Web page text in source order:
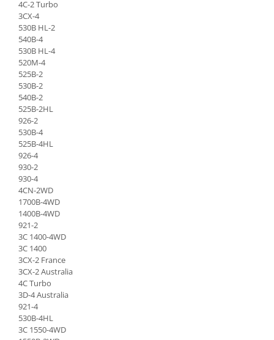
Cabluri si mufe
Mufe si pini
Piese contact
Contactor 12V
Contactoare 24V
Contactoare 48V
Motoare electrice
Placa electronica
Contact general - Ciuperca
Pedala
Sigurante
Becuri indicatoare
Limitatori
Potentiometre
Senzori de unghi
Bobina solenoid
Bobina 24V
Senzor presiune ulei
Senzori temperatura ulei
Senzori suprasarcina
Senzori proximitate
Piese Schaeff
Piese Putzmeister
Piese Mitsubishi
Piese Matbro
Piese Lindner
Piese Kramer
Piese Kaiser
Piese Jacobsen
Piese Ingersoll Rand
Piese Hanomag
Piese Hamm
Piese Goldoni
Piese Furukawa
Piese Ford
Piese Ferrari
Piese Faun
Piese Dynapack
Piese Compair
4C-2 Turbo
3CX-4
530B HL-2
540B-4
530B HL-4
520M-4
525B-2
530B-2
540B-2
525B-2HL
926-2
530B-4
525B-4HL
926-4
930-2
930-4
4CN-2WD
1700B-4WD
1400B-4WD
921-2
3C 1400-4WD
3C 1400
3CX-2 France
3CX-2 Australia
4C Turbo
3D-4 Australia
921-4
530B-4HL
3C 1550-4WD